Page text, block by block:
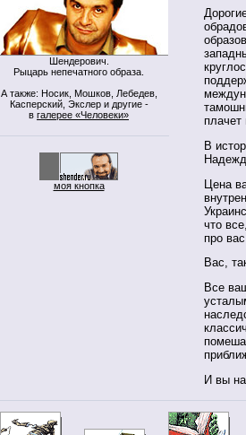
Шендерович.
Рыцарь непечатного образа.
А также: Носик, Мошков, Лебедев,
Касперский, Экслер и другие -
в галерее «Человеки»
моя кнопка
В
Цена
что
про
Вас,
Все
И вы